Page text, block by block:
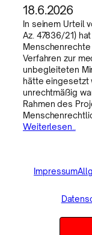
18.6.2026
In seinem Urteil
Az. 47836/21)
Verfahren zur
unbegleiteten
hätte eingesetzt
unrechtmäßig
Rahmen des
Weiterlesen..
Impressum